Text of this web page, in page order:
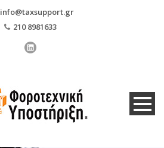
info@taxsupport.gr
210 8981633